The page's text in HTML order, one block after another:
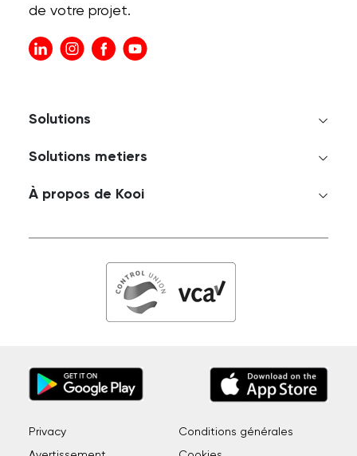
de votre projet.
Solutions
Solutions metiers
À propos de Kooi
Privacy Conditions générales